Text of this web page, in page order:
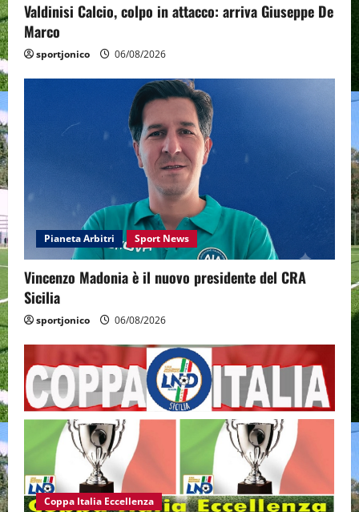
Valdinisi Calcio, colpo in attacco: arriva Giuseppe De
Marco
sportjonico 06/08/2026
Pianeta Arbitri Sport News
Vincenzo Madonia è il nuovo presidente del CRA
Sicilia
sportjonico 06/08/2026
Coppa Italia Eccellenza